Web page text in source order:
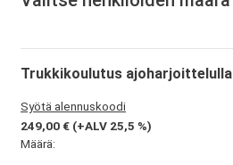
Trukkikoulutus ajoharjoittelulla
Syötä alennuskoodi
249,00 € (+ALV 25,5 %)
Määrä: